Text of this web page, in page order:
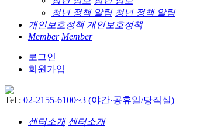
청년 정책 알림 청년 정책 알림
개인보호정책 개인보호정책
Member Member
로그인
회원가입
Tel : 02-2155-6100~3 (야간·공휴일/당직실)
센터소개 센터소개